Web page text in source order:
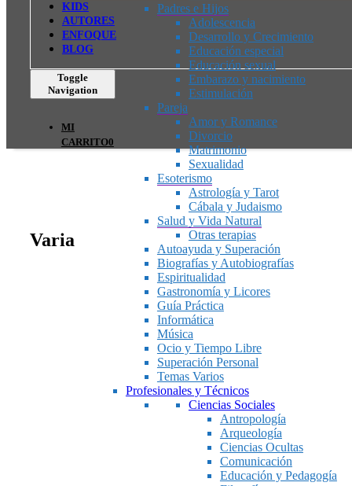
Padres e Hijos
Adolescencia
Desarrollo y Crecimiento
Educación especial
Educación sexual
Embarazo y nacimiento
Estimulación
Pareja
Amor y Romance
Divorcio
Matrimonio
Sexualidad
Esoterismo
Astrología y Tarot
Cábala y Judaismo
Salud y Vida Natural
Otras terapias
Autoayuda y Superación
Biografías y Autobiografías
Espiritualidad
Gastronomía y Licores
Guía Práctica
Informática
Música
Ocio y Tiempo Libre
Superación Personal
Temas Varios
Profesionales y Técnicos
Ciencias Sociales
Antropología
Arqueología
Ciencias Ocultas
Comunicación
Educación y Pedagogía
KIDS
AUTORES
ENFOQUE
BLOG
Toggle
Navigation
MI
CARRITO0
Varia